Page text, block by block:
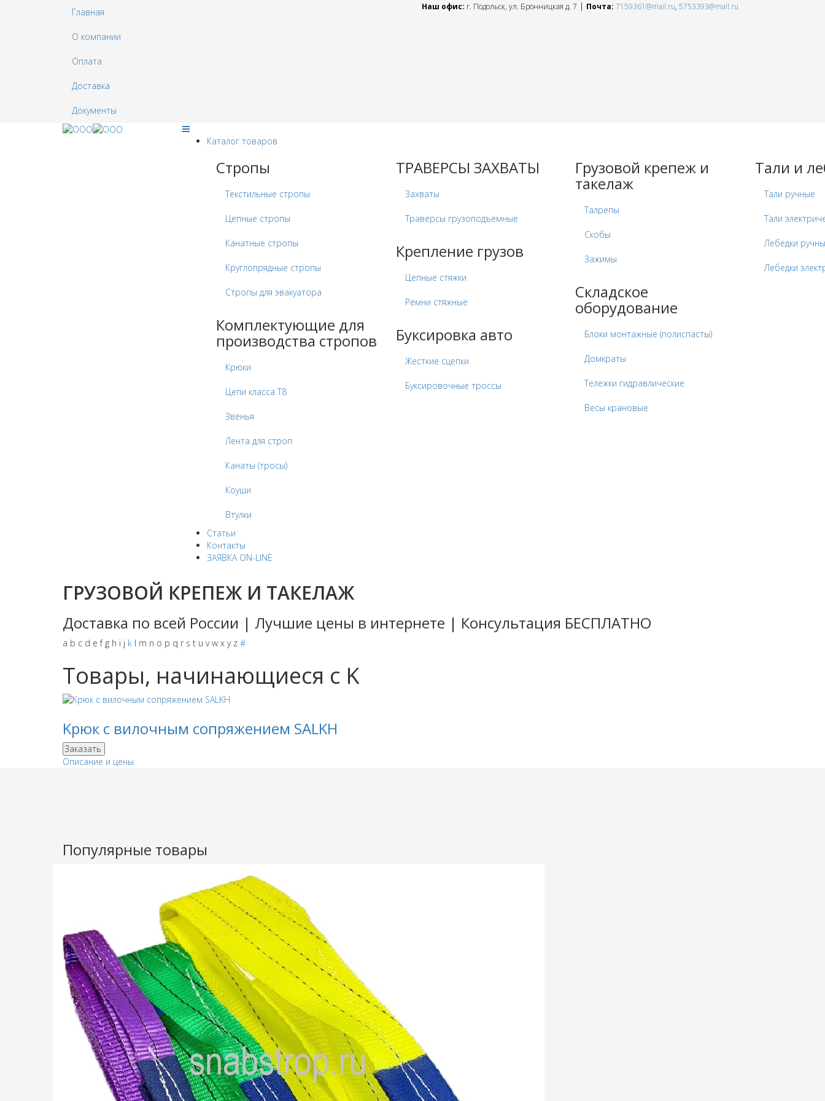
Главная
О компании
Оплата
Доставка
Документы
Наш офис: г. Подольск, ул. Бронницкая д. 7 | Почта: 7159361@mail.ru, 5753393@mail.ru
Каталог товаров
Стропы
Текстильные стропы
Цепные стропы
Канатные стропы
Круглопрядные стропы
Стропы для эвакуатора
Комплектующие для
производства стропов
Крюки
Цепи класса Т8
Звенья
Лента для строп
Канаты (тросы)
Коуши
Втулки
ТРАВЕРСЫ ЗАХВАТЫ
Захваты
Траверсы грузоподъемные
Крепление грузов
Цепные стяжки
Ремни стяжные
Буксировка авто
Жесткие сцепки
Буксировочные троссы
Грузовой крепеж и
такелаж
Талрепы
Скобы
Зажимы
Складское
оборудование
Блоки монтажные (полиспасты)
Домкраты
Тележки гидравлические
Весы крановые
Тали и
Тали ручные
Тали
Лебедки
Лебедки
Статьи
Контакты
ЗАЯВКА ON-LINE
ГРУЗОВОЙ КРЕПЕЖ И ТАКЕЛАЖ
Доставка по всей России | Лучшие цены в интернете | Консультация БЕСПЛАТНО
a b c d e f g h i j k l m n o p q r s t u v w x y z #
Товары, начинающиеся с K
Kрюк с вилочным сопряжением SALKH
Заказать
Описание и цены
Популярные товары